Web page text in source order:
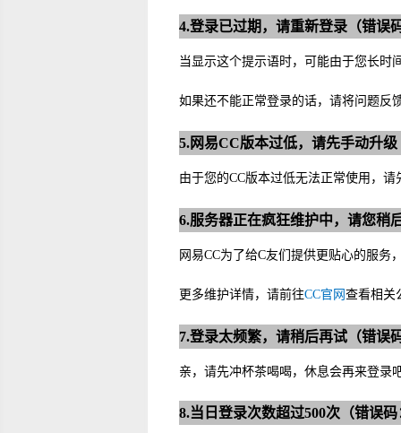
4.登录已过期，请重新登录（错误
当显示这个提示语时，可能由于您长时
如果还不能正常登录的话，请将问题反
5.网易CC版本过低，请先手动升级
由于您的CC版本过低无法正常使用，请
6.服务器正在疯狂维护中，请您稍
网易CC为了给C友们提供更贴心的服务
更多维护详情，请前往CC官网 查看相关
7.登录太频繁，请稍后再试（错误
亲，请先冲杯茶喝喝，休息会再来登录
8.当日登录次数超过500次（错误码